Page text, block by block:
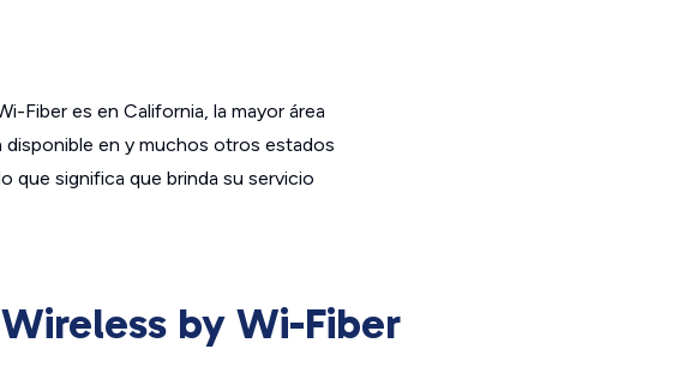
Fiber es en California, la mayor área
disponible en y muchos otros estados
que significa que brinda su servicio
by Wi-Fiber